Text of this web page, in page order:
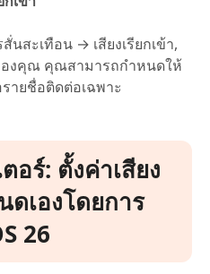
นสะเทือน → เสียงเรียกเข้า,
องคุณ คุณสามารถกำหนดให้
รายชื่อติดต่อเฉพาะ
อร์: ตั้งค่าเสียง
ดเองโดยการ
26